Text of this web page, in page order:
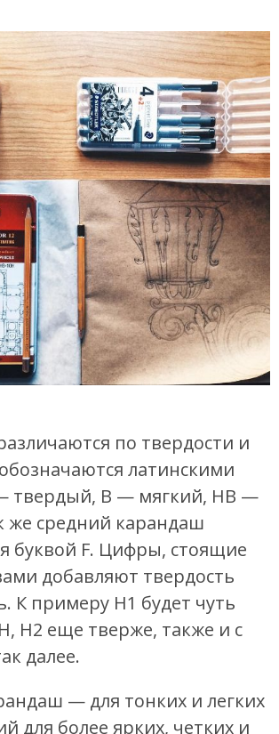
по твердости и
латинскими
твердый, B — мягкий, HB —
же средний карандаш
буквой F. Цифры, стоящие
добавляют твердость
К примеру H1 будет чуть
H2 еще тверже, также и с
далее.
— для тонких и легких
для более ярких, четких и